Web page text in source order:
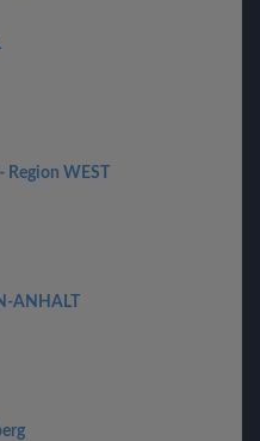
Region WEST
ANHALT